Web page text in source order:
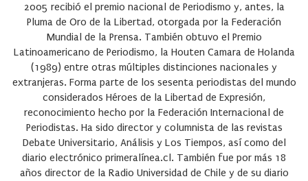
2005 recibió el premio nacional de Periodismo y, antes, la
Pluma de Oro de la Libertad, otorgada por la Federación
Mundial de la Prensa. También obtuvo el Premio
Latinoamericano de Periodismo, la Houten Camara de Holanda
(1989) entre otras múltiples distinciones nacionales y
extranjeras. Forma parte de los sesenta periodistas del mundo
considerados Héroes de la Libertad de Expresión,
reconocimiento hecho por la Federación Internacional de
Periodistas. Ha sido director y columnista de las revistas
Debate Universitario, Análisis y Los Tiempos, así como del
diario electrónico primeralínea.cl. También fue por más 18
años director de la Radio Universidad de Chile y de su diario